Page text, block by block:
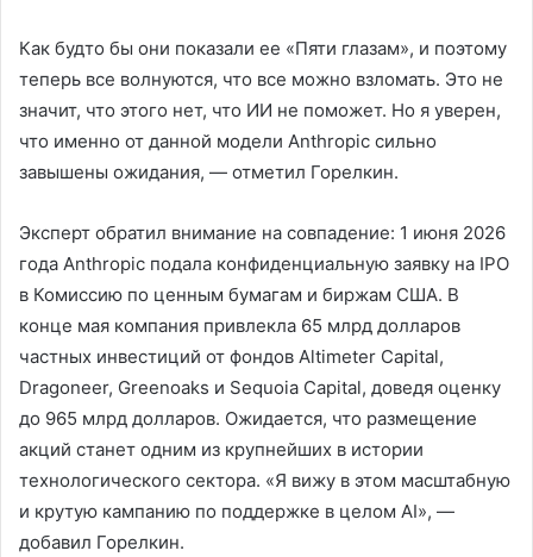
Как будто бы они показали ее «Пяти глазам», и поэтому
теперь все волнуются, что все можно взломать. Это не
значит, что этого нет, что ИИ не поможет. Но я уверен,
что именно от данной модели Anthropic сильно
завышены ожидания, — отметил Горелкин.
Эксперт обратил внимание на совпадение: 1 июня 2026
года Anthropic подала конфиденциальную заявку на IPO
в Комиссию по ценным бумагам и биржам США. В
конце мая компания привлекла 65 млрд долларов
частных инвестиций от фондов Altimeter Capital,
Dragoneer, Greenoaks и Sequoia Capital, доведя оценку
до 965 млрд долларов. Ожидается, что размещение
акций станет одним из крупнейших в истории
технологического сектора. «Я вижу в этом масштабную
и крутую кампанию по поддержке в целом AI», —
добавил Горелкин.